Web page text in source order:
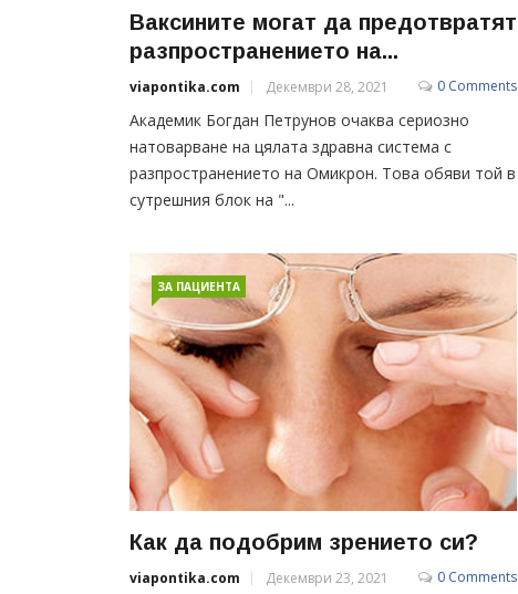
Ваксините могат да предотвратят
разпространението на...
viapontika.com Декември 28, 2021 0 Comments
Академик Богдан Петрунов очаква сериозно
натоварване на цялата здравна система с
разпространението на Омикрон. Това обяви той в
сутрешния блок на "...
ЗА ПАЦИЕНТА
Как да подобрим зрението си?
viapontika.com Декември 23, 2021 0 Comments